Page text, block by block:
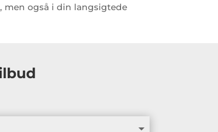
men også i din langsigtede